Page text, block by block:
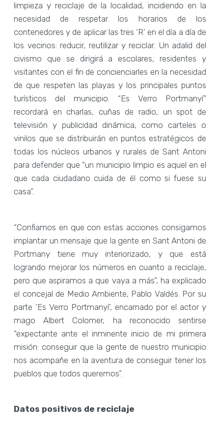
limpieza y reciclaje de la localidad, incidiendo en la
necesidad de respetar los horarios de los
contenedores y de aplicar las tres ‘R’ en el día a día de
los vecinos: reducir, reutilizar y reciclar. Un adalid del
civismo que se dirigirá a escolares, residentes y
visitantes con el fin de concienciarles en la necesidad
de que respeten las playas y los principales puntos
turísticos del municipio. “Es Verro Portmanyí”
recordará en charlas, cuñas de radio, un spot de
televisión y publicidad dinámica, como carteles o
vinilos que se distribuirán en puntos estratégicos de
todas los núcleos urbanos y rurales de Sant Antoni
para defender que “un municipio limpio es aquel en el
que cada ciudadano cuida de él como si fuese su
casa”.
“Confiamos en que con estas acciones consigamos
implantar un mensaje que la gente en Sant Antoni de
Portmany tiene muy interiorizado, y que está
logrando mejorar los números en cuanto a reciclaje,
pero que aspiramos a que vaya a más”, ha explicado
el concejal de Medio Ambiente, Pablo Valdés. Por su
parte ‘Es Verro Portmanyí’, encarnado por el actor y
mago Albert Colomer, ha reconocido sentirse
“expectante ante el inminente inicio de mi primera
misión: conseguir que la gente de nuestro municipio
nos acompañe en la aventura de conseguir tener los
pueblos que todos queremos”.
Datos positivos de reciclaje